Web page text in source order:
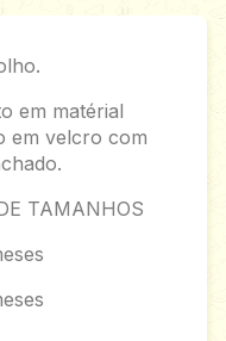
em matérial
em velcro com
TAMANHOS